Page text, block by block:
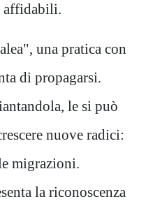
affidabili.
una pratica con
di propagarsi.
le si può
nuove radici:
migrazioni.
la riconoscenza